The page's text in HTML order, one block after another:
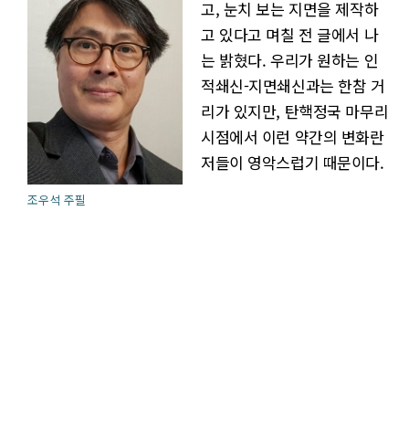
조우석 주필
고, 눈치 보는 지면을 제작하
고 있다고 며칠 전 글에서 나
는 밝혔다. 우리가 원하는 인
적쇄신-지면쇄신과는 한참 거
리가 있지만, 탄핵정국 마무리
시점에서 이런 약간의 변화란
저들이 영악스럽기 때문이다.